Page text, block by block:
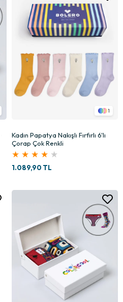
1
Kadın Papatya Nakışlı Fırfırlı 6'lı
Çorap Çok Renkli
★ ★ ★ ★ ★
1.089,90 TL